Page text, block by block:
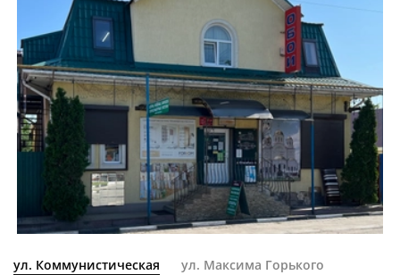
ул. Коммунистическая ул. Максима Горького